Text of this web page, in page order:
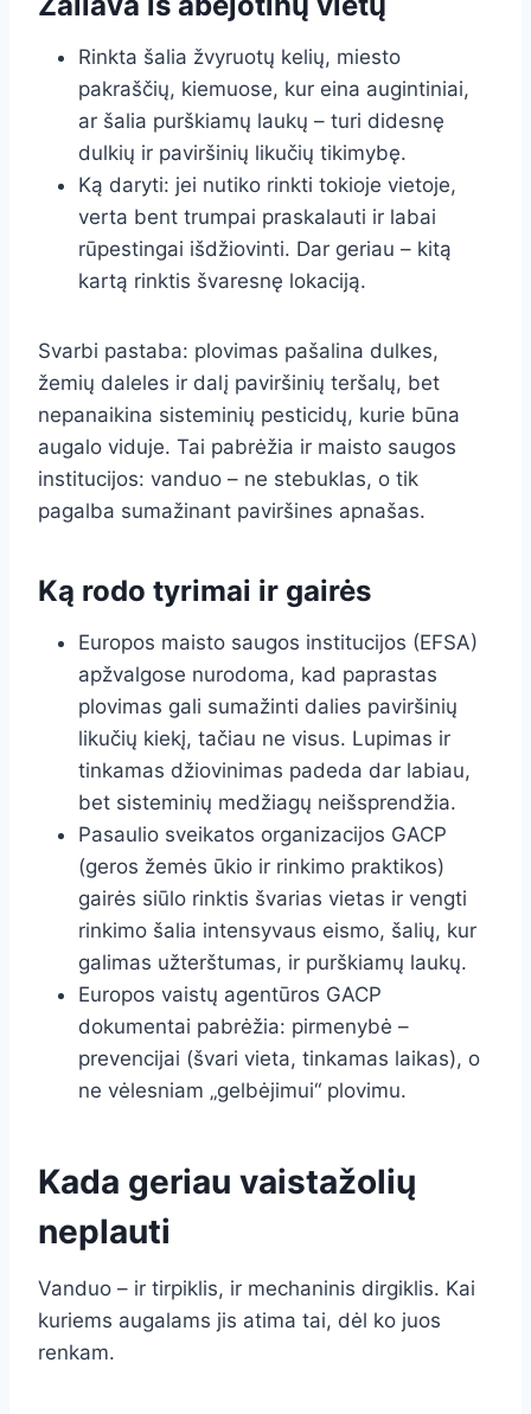
Rinkta šalia žvyruotų kelių, miesto
pakraščių, kiemuose, kur eina augintiniai,
ar šalia purškiamų laukų – turi didesnę
dulkių ir paviršinių likučių tikimybę.
Ką daryti: jei nutiko rinkti tokioje vietoje,
verta bent trumpai praskalauti ir labai
rūpestingai išdžiovinti. Dar geriau – kitą
kartą rinktis švaresnę lokaciją.
Svarbi pastaba: plovimas pašalina dulkes,
žemių daleles ir dalį paviršinių teršalų, bet
nepanaikina sisteminių pesticidų, kurie būna
augalo viduje. Tai pabrėžia ir maisto saugos
institucijos: vanduo – ne stebuklas, o tik
pagalba sumažinant paviršines apnašas.
Ką rodo tyrimai ir gairės
Europos maisto saugos institucijos (EFSA)
apžvalgose nurodoma, kad paprastas
plovimas gali sumažinti dalies paviršinių
likučių kiekį, tačiau ne visus. Lupimas ir
tinkamas džiovinimas padeda dar labiau,
bet sisteminių medžiagų neišsprendžia.
Pasaulio sveikatos organizacijos GACP
(geros žemės ūkio ir rinkimo praktikos)
gairės siūlo rinktis švarias vietas ir vengti
rinkimo šalia intensyvaus eismo, šalių, kur
galimas užterštumas, ir purškiamų laukų.
Europos vaistų agentūros GACP
dokumentai pabrėžia: pirmenybė –
prevencijai (švari vieta, tinkamas laikas), o
ne vėlesniam „gelbėjimui“ plovimu.
Kada geriau vaistažolių
neplauti
Vanduo – ir tirpiklis, ir mechaninis dirgiklis. Kai
kuriems augalams jis atima tai, dėl ko juos
renkam.